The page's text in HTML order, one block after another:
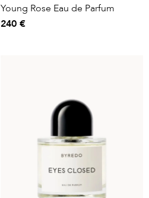
Young Rose Eau de Parfum
240 €